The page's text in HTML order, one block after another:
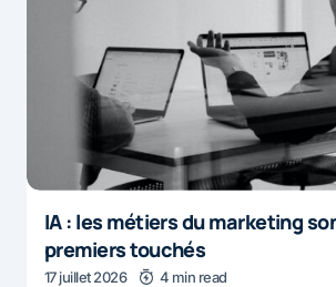
IA : les métiers du marketing
premiers touchés
17 juillet 2026 4 min read